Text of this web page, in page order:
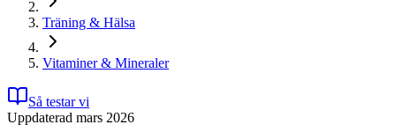
Träning & Hälsa
Vitaminer & Mineraler
Så testar vi
Uppdaterad mars 2026